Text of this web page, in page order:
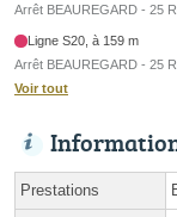
Arrêt BEAUREGARD - 25
Ligne S20, à 159 m
Arrêt BEAUREGARD - 25
Voir tout
Prestations